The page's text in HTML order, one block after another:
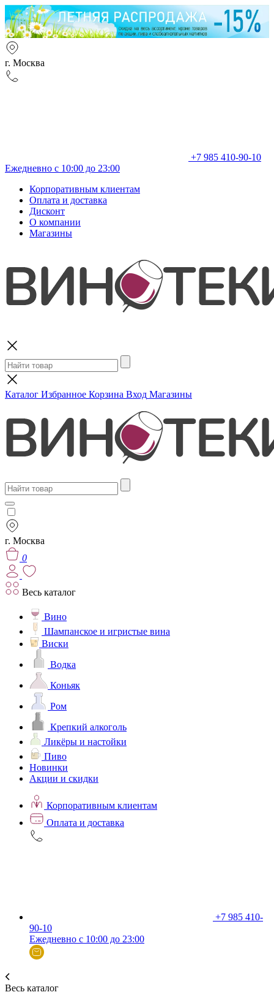
г. Москва
+7 985 410-90-10
Ежедневно с 10:00 до 23:00
Корпоративным клиентам
Оплата и доставка
Дисконт
О компании
Магазины
Каталог Избранное Корзина Вход Магазины
г. Москва
0
Весь каталог
Вино
Шампанское и игристые вина
Виски
Водка
Коньяк
Ром
Крепкий алкоголь
Ликёры и настойки
Пиво
Новинки
Акции и скидки
Корпоративным клиентам
Оплата и доставка
+7 985 410-
90-10
Ежедневно с 10:00 до 23:00
Весь каталог